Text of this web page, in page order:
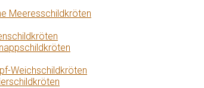
Meeresschildkröten
Weichschildkröten